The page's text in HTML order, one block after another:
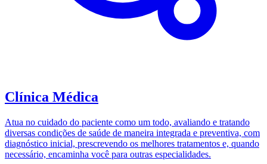
Clínica Médica
Atua no cuidado do paciente como um todo, avaliando e tratando
diversas condições de saúde de maneira integrada e preventiva, com
diagnóstico inicial, prescrevendo os melhores tratamentos e, quando
necessário, encaminha você para outras especialidades.